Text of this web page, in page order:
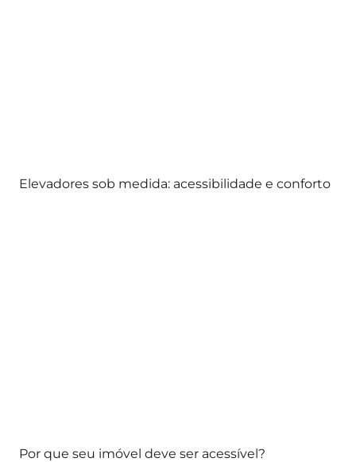
Elevadores sob medida: acessibilidade e conforto
Por que seu imóvel deve ser acessível?